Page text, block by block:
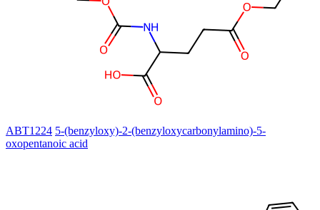
ABT1224 5-(benzyloxy)-2-(benzyloxycarbonylamino)-5-
oxopentanoic acid